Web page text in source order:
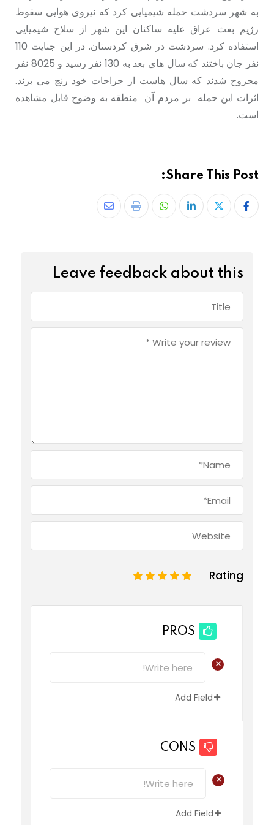
به شهر سردشت حمله شیمیایی کرد که نیروی هوایی سقوط
رژیم بعث عراق علیه ساکنان این شهر از سلاح شیمیایی
استفاده کرد. سردشت در شرق کردستان. در این جنایت 110
نفر جان باختند کە سال های بعد به 130 نفر رسید و 8025 نفر
مجروح شدند که سال هاست از جراحات خود رنج می برند.
اثرات این حملە بر مردم آن منطقه به وضوح قابل مشاهده
است.
Share This Post:
Leave feedback about this
Rating
5
4
3
2
PROS
+
Add Field
CONS
+
Add Field